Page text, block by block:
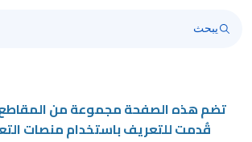
تضم هذه الصفحة مجموعة من المقاطع
قُدمت للتعريف باستخدام منصات